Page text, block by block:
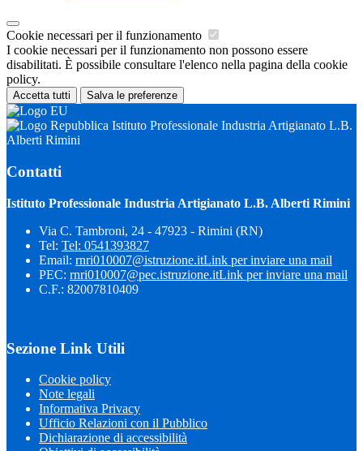
Cookie necessari per il funzionamento
I cookie necessari per il funzionamento non possono essere
disabilitati. È possibile consultare l'elenco nella pagina della cookie
policy.
Accetta tutti Salva le preferenze
Istituto Professionale Industria Artigianato L.B.
Alberti Rimini
Contatti
Istituto Professionale Industria Artigianato L.B. Alberti Rimini
Via C. Tambroni, 24 - 47923 - Rimini (RN)
Tel: Tel: 0541393827
Email: rnri010007@istruzione.itLink per inviare una mail
PEC: rnri010007@pec.istruzione.itLink per inviare una mail
C.F.: 82007810409
Sezione Link Utili
Cookie policy
Note legali
Informativa Privacy
Ufficio Relazioni con il Pubblico
Dichiarazione di accessibilità